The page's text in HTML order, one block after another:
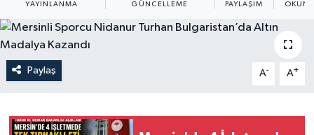
YAYINLANMA GÜNCELLEME PAYLAŞIM
Paylaş A- A+
Yaşam